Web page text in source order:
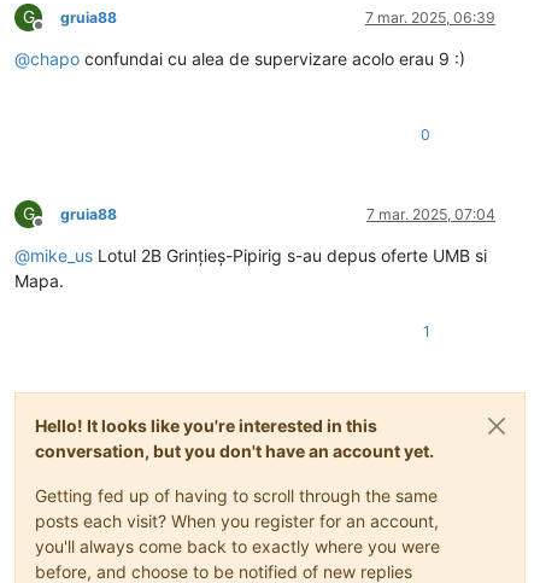
G
Deconectat
gruia88 7 mar. 2025, 06:39
@chapo confundai cu alea de supervizare acolo erau 9 :)
0
G
Deconectat
gruia88 7 mar. 2025, 07:04
@mike_us Lotul 2B Grințieș-Pipirig s-au depus oferte UMB si
Mapa.
1
Hello! It looks like you're interested in this
conversation, but you don't have an account yet.
Getting fed up of having to scroll through the same
posts each visit? When you register for an account,
you'll always come back to exactly where you were
before, and choose to be notified of new replies